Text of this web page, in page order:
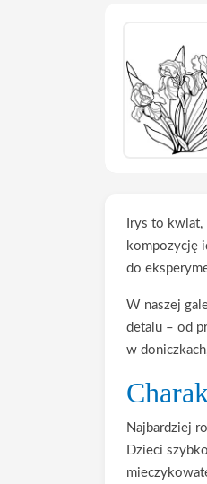
Irys to
kompozycję
do
W naszej
detalu – od
w
Najbardziej
Dzieci